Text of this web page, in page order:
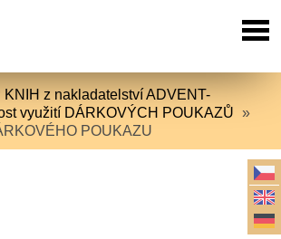
KNIH z nakladatelství ADVENT-
využití DÁRKOVÝCH POUKAZŮ »
POUKAZU